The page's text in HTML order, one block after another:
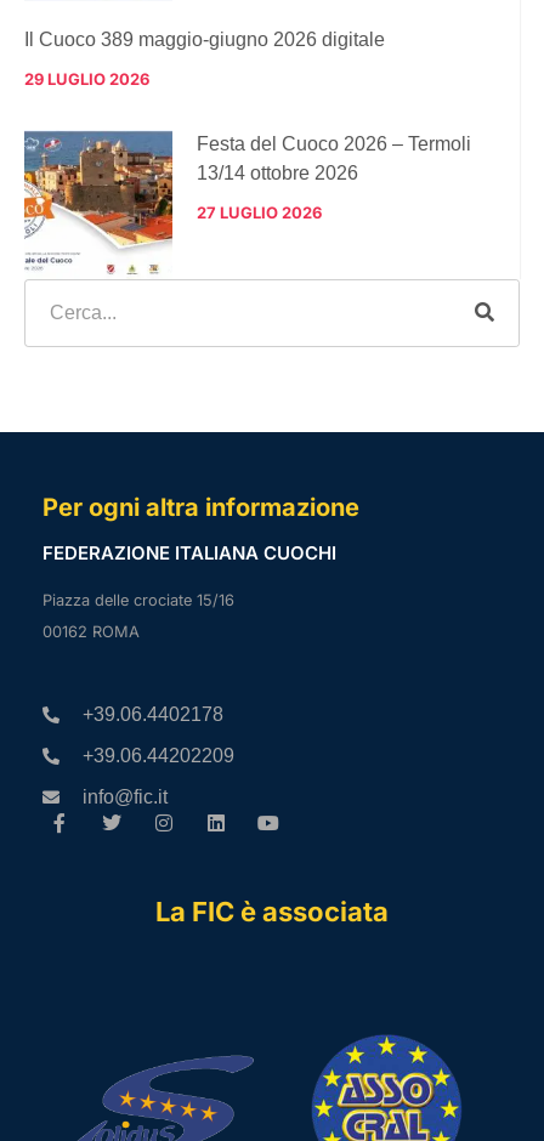
Il Cuoco 389 maggio-giugno 2026 digitale
29 LUGLIO 2026
Festa del Cuoco 2026 – Termoli
13/14 ottobre 2026
27 LUGLIO 2026
Per ogni altra informazione
FEDERAZIONE ITALIANA CUOCHI
Piazza delle crociate 15/16
00162 ROMA
+39.06.4402178
+39.06.44202209
info@fic.it
La FIC è associata